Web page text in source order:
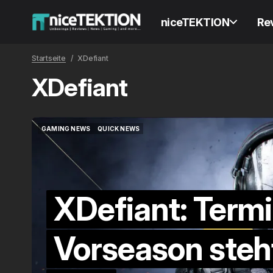
niceTEKTION
Startseite XDefiant
XDefiant
GAMING NEWS
GAMING NEWS
QUICK NEWS
XDefiant:
Vorseason